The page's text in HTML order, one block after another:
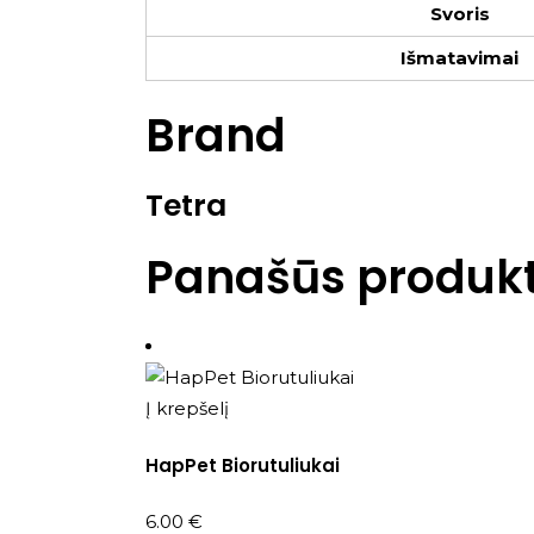
Svoris
Išmatavimai
Brand
Tetra
Panašūs
Į krepšelį
HapPet Biorutuliukai
6.00 €